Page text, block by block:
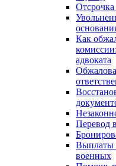
Как
адвоката
Перевод
Выплаты
военных